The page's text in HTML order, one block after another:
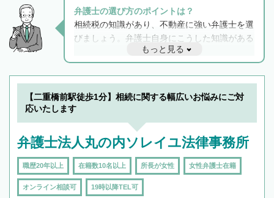
弁護士の選び方のポイントは？
相続税の知識があり、不動産に強い弁護士を選
びましょう。弁護士自身にこうした知識がある
と他士業との連携もスムーズに進み、トラブル
解決のみならず相続をトータルで任せることが
できます。また、相続は感情がからむ分野なの
でフィーリングも重要です。実際に電話や面談
で複数の弁護士と会話をしてウマが合う方に依
もっと見る
【二重橋前駅徒歩1分】相続に関する幅広いお悩みにご対
応いたします
弁護士法人丸の内ソレイユ法律事務所
職歴20年以上 在籍数10名以上 所長が女性 女性弁護士在籍
オンライン相談可 19時以降TEL可